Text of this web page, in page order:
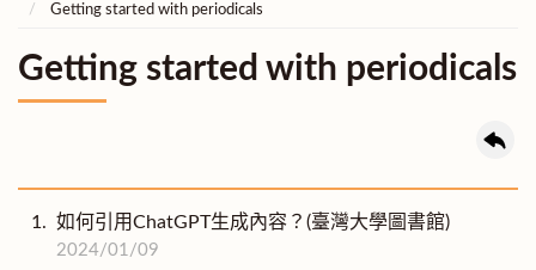
Getting started with periodicals
Getting started with periodicals
1. 如何引用ChatGPT生成內容？(臺灣大學圖書館)
2024/01/09